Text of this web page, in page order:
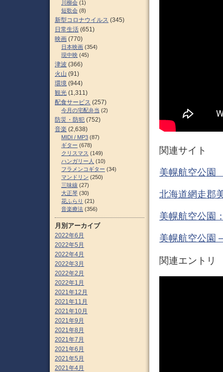
関連サイト
美幌航空公園
北海道網走郡
美幌航空公園
美幌航空公園
関連エントリ
川柳会 (1)
短歌会 (8)
新型コロナウイルス (345)
日常生活 (651)
映画 (770)
日本映画 (354)
現中映 (45)
津波 (366)
火山 (91)
環境 (944)
観光 (1,311)
配食サービス (257)
今月の宅配弁当 (2)
防災・防犯 (752)
音楽 (2,638)
MIDI / MP3 (87)
ギター (678)
クリスマス (149)
ハンガリー人 (10)
フラメンコギター (34)
マンドリン (250)
三味線 (27)
大正琴 (30)
花ふらり (21)
音楽療法 (356)
月別アーカイブ
2022年6月
2022年5月
2022年4月
2022年3月
2022年2月
2022年1月
2021年12月
2021年11月
2021年10月
2021年9月
2021年8月
2021年7月
2021年6月
2021年5月
2021年4月